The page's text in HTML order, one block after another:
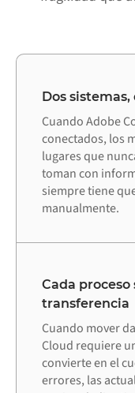
Dos
Cuando Adobe
conectados, los
lugares que
toman con
siempre tiene
manualmente.
Cada
transferencia
Cuando mover
Cloud requiere
convierte en el
errores, las